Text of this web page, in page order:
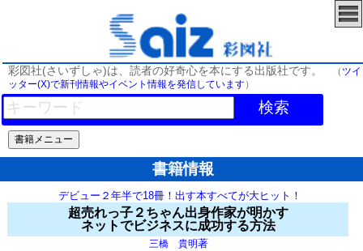
彩図社(さいずしゃ)は、読者の好奇心を本にする出版社です。 （ ツイ
ッター(X)で新刊情報やイベント情報を発信しています）
検索
書籍情報
デビュー２年半で18冊！出す本すべてが大ヒット！
超売れっ子２ちゃん出身作家が明かす
ネットでビジネスに成功する方法
三橋 貴明著